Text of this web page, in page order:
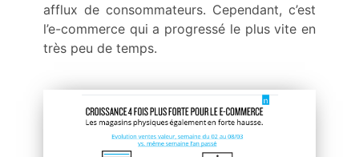
afflux de consommateurs. Cependant, c’est
l’e-commerce qui a progressé le plus vite en
très peu de temps.